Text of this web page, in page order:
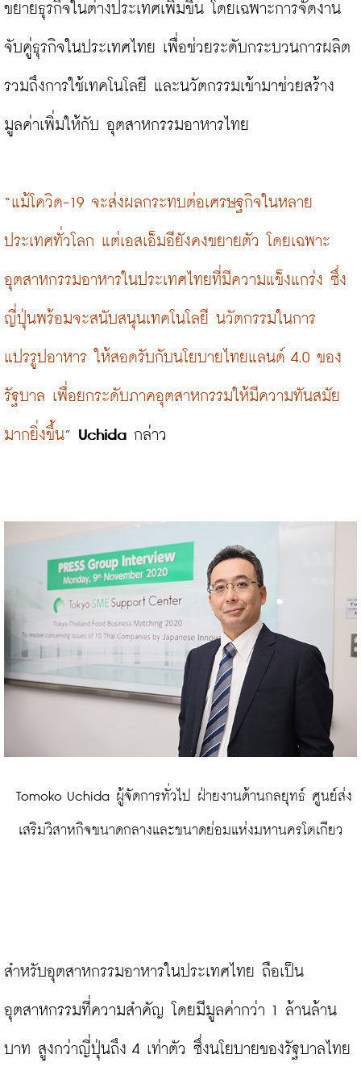
ขยายธุรกิจในต่างประเทศเพิ่มขึ้น โดยเฉพาะการจัดงาน
จับคู่ธุรกิจในประเทศไทย เพื่อช่วยระดับกระบวนการผลิต
รวมถึงการใช้เทคโนโลยี และนวัตกรรมเข้ามาช่วยสร้าง
มูลค่าเพิ่มให้กับ อุตสาหกรรมอาหารไทย
“แม้โควิด-19 จะส่งผลกระทบต่อเศรษฐกิจในหลาย
ประเทศทั่วโลก แต่เอสเอ็มอียังคงขยายตัว โดยเฉพาะ
อุตสาหกรรมอาหารในประเทศไทยที่มีความแข็งแกร่ง ซึ่ง
ญี่ปุ่นพร้อมจะสนับสนุนเทคโนโลยี นวัตกรรมในการ
แปรรูปอาหาร ให้สอดรับกับนโยบายไทยแลนด์ 4.0 ของ
รัฐบาล เพื่อยกระดับภาคอุตสาหกรรมให้มีความทันสมัย
มากยิ่งขึ้น” Uchida กล่าว
เสริมวิสาหกิจขนาดกลางและขนาดย่อมแห่งมหานครโตเกียว
สำหรับอุตสาหกรรมอาหารในประเทศไทย ถือเป็น
อุตสาหกรรมที่ความสำคัญ โดยมีมูลค่ากว่า 1 ล้านล้าน
บาท สูงกว่าญี่ปุ่นถึง 4 เท่าตัว ซึ่งนโยบายของรัฐบาลไทย